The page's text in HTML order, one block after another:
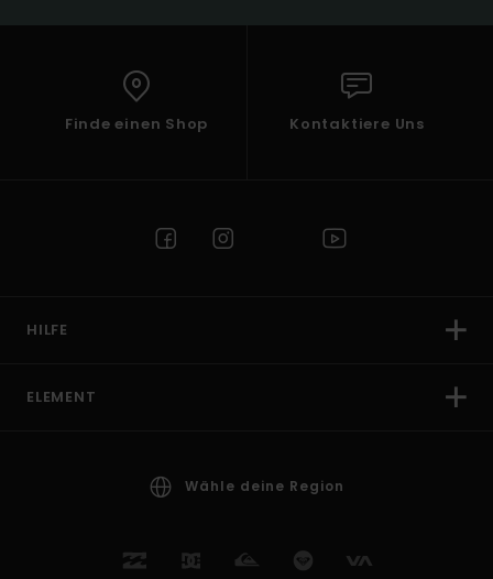
Finde einen Shop Kontaktiere Uns
HILFE
ELEMENT
Wähle deine Region